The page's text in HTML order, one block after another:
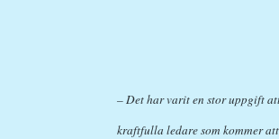
– Det har varit en stor uppgift
kraftfulla ledare som kommer